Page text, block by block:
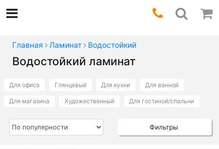
Главная Ламинат Водостойкий
Водостойкий ламинат
Для офиса Глянцевый Для кухни Для ванной
Для магазина Художественный Для гостиной/спальни
Фильтры